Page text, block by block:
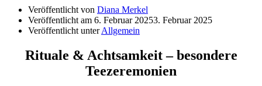
Veröffentlicht von Diana Merkel
Veröffentlicht am 6. Februar 20253. Februar 2025
Veröffentlicht unterAllgemein
Rituale & Achtsamkeit – besondere
Teezeremonien